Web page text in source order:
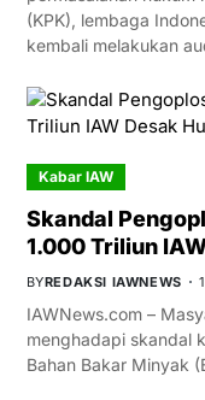
(KPK), lembaga
kembali melakukan
Kabar IAW
Skandal
1.000 Triliun
BYREDAKSI IAWNEWS
IAWNews.com –
menghadapi skandal
Bahan Bakar Minyak